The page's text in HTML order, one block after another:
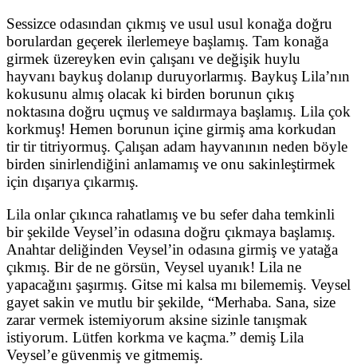
Sessizce odasından çıkmış ve usul usul konağa doğru
borulardan geçerek ilerlemeye başlamış. Tam konağa
girmek üzereyken evin çalışanı ve değişik huylu
hayvanı baykuş dolanıp duruyorlarmış. Baykuş Lila’nın
kokusunu almış olacak ki birden borunun çıkış
noktasına doğru uçmuş ve saldırmaya başlamış. Lila çok
korkmuş! Hemen borunun içine girmiş ama korkudan
tir tir titriyormuş. Çalışan adam hayvanının neden böyle
birden sinirlendiğini anlamamış ve onu sakinleştirmek
için dışarıya çıkarmış.
Lila onlar çıkınca rahatlamış ve bu sefer daha temkinli
bir şekilde Veysel’in odasına doğru çıkmaya başlamış.
Anahtar deliğinden Veysel’in odasına girmiş ve yatağa
çıkmış. Bir de ne görsün, Veysel uyanık! Lila ne
yapacağını şaşırmış. Gitse mi kalsa mı bilememiş. Veysel
gayet sakin ve mutlu bir şekilde, “Merhaba. Sana, size
zarar vermek istemiyorum aksine sizinle tanışmak
istiyorum. Lütfen korkma ve kaçma.” demiş Lila
Veysel’e güvenmiş ve gitmemiş.